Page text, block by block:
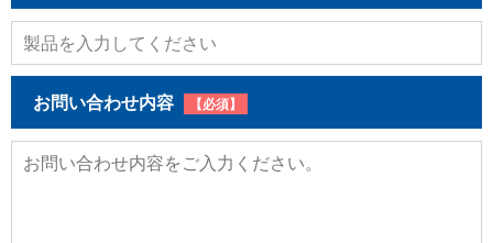
お問い合わせ内容 【必須】